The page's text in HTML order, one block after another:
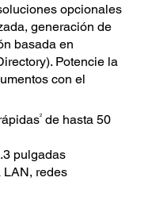
opcionales
generación de
basada en
Potencie la
con el
2 de hasta 50
pulgadas
redes